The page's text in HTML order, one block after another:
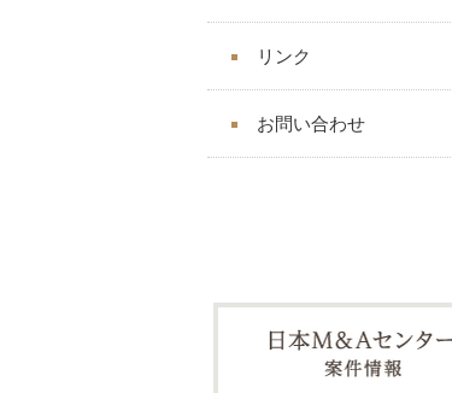
リンク
お問い合わせ